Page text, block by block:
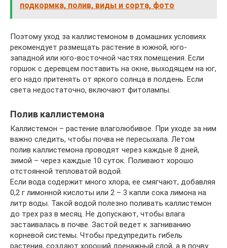
подкормка, полив, виды и сорта, фото
Поэтому уход за каллистемоном в домашних условиях
рекомендует размещать растение в южной, юго-
западной или юго-восточной частях помещения. Если
горшок с деревцем поставить на окне, выходящем на юг,
его надо притенять от яркого солнца в полдень. Если
света недостаточно, включают фитолампы.
Полив каллистемона
Каллистемон – растение влаголюбивое. При уходе за ним
важно следить, чтобы почва не пересыхала. Летом
полив каллистемона проводят через каждые 8 дней,
зимой – через каждые 10 суток. Поливают хорошо
отстоянной тепловатой водой.
Если вода содержит много хлора, ее смягчают, добавляя
0,2 г лимонной кислоты или 2 – 3 капли сока лимона на
литр воды. Такой водой полезно поливать каллистемон
до трех раз в месяц. Не допускают, чтобы влага
застаивалась в почве. Застой ведет к загниванию
корневой системы. Чтобы предупредить гибель
растения, создают хороший дренажный слой, а в почву